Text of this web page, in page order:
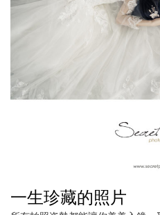
一生珍藏的照片